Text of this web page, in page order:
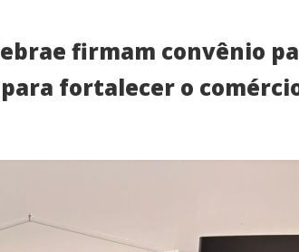
firmam convênio
fortalecer o